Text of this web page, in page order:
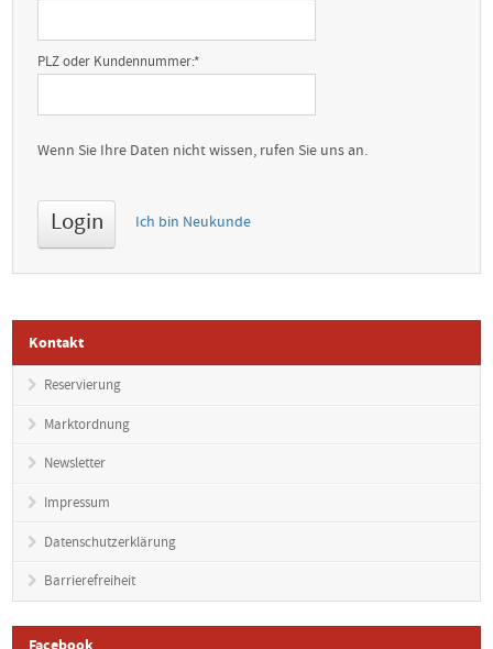
PLZ oder Kundennummer:*
Wenn Sie Ihre Daten nicht wissen, rufen Sie uns an.
Ich bin Neukunde
Kontakt
Reservierung
Marktordnung
Newsletter
Impressum
Datenschutzerklärung
Barrierefreiheit
Facebook